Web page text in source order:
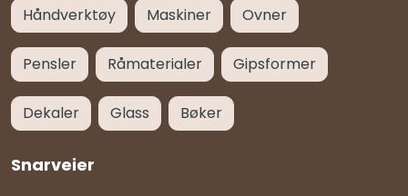
Håndverktøy Maskiner Ovner
Pensler Råmaterialer Gipsformer
Dekaler Glass Bøker
Snarveier